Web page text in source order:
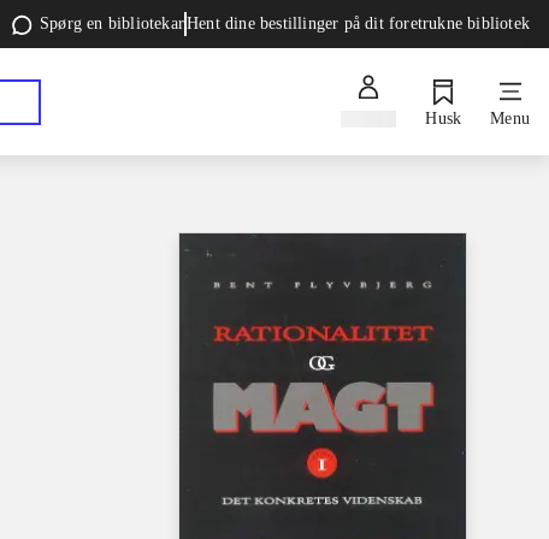
Spørg en bibliotekarHent dine bestillinger på dit foretrukne bibliotek
Husk Menu